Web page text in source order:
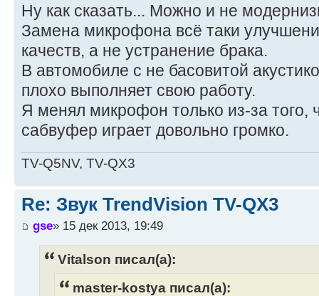
Ну как сказать... Можно и не
Замена микрофона всё таки
качеств, а не устранение брака.
В автомобиле с не басовитой
плохо выполняет свою работу.
Я менял микрофон только из-за того,
сабвуфер играет довольно громко.
TV-Q5NV, TV-QX3
Re: Звук TrendVision TV-QX3
gse» 15 дек 2013, 19:49
Vitalson писал(а):
master-kostya писал(а):